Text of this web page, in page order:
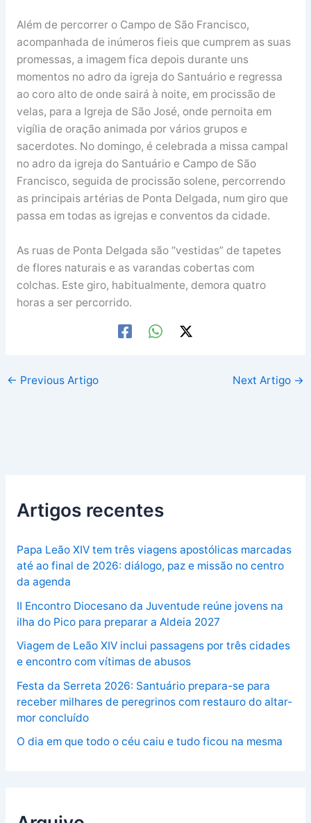
Além de percorrer o Campo de São Francisco,
acompanhada de inúmeros fieis que cumprem as suas
promessas, a imagem fica depois durante uns
momentos no adro da igreja do Santuário e regressa
ao coro alto de onde sairá à noite, em procissão de
velas, para a Igreja de São José, onde pernoita em
vigília de oração animada por vários grupos e
sacerdotes. No domingo, é celebrada a missa campal
no adro da igreja do Santuário e Campo de São
Francisco, seguida de procissão solene, percorrendo
as principais artérias de Ponta Delgada, num giro que
passa em todas as igrejas e conventos da cidade.
As ruas de Ponta Delgada são “vestidas” de tapetes
de flores naturais e as varandas cobertas com
colchas. Este giro, habitualmente, demora quatro
horas a ser percorrido.
← Previous Artigo Next Artigo →
Artigos recentes
Papa Leão XIV tem três viagens apostólicas marcadas
até ao final de 2026: diálogo, paz e missão no centro
da agenda
II Encontro Diocesano da Juventude reúne jovens na
ilha do Pico para preparar a Aldeia 2027
Viagem de Leão XIV inclui passagens por três cidades
e encontro com vítimas de abusos
Festa da Serreta 2026: Santuário prepara-se para
receber milhares de peregrinos com restauro do altar-
mor concluído
O dia em que todo o céu caiu e tudo ficou na mesma